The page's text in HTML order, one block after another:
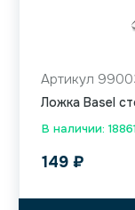
В наличии:
Артикул
Ложка Basel
149 ₽